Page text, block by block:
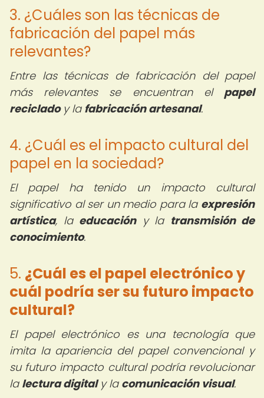
3. ¿Cuáles son las técnicas de
fabricación del papel más
relevantes?
Entre las técnicas de fabricación del papel
más relevantes se encuentran el papel
recicladoy la fabricación artesanal.
4. ¿Cuál es el impacto cultural del
papel en la sociedad?
El papel ha tenido un impacto cultural
significativo al ser un medio para la expresión
artística, la educacióny la transmisión de
conocimiento.
5. ¿Cuál es el papel electrónico y
cuál podría ser su futuro impacto
cultural?
El papel electrónico es una tecnología que
imita la apariencia del papel convencional y
su futuro impacto cultural podría revolucionar
la lectura digitaly la comunicación visual.